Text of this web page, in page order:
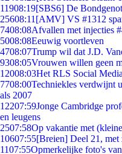
11908:19[SBS6] De
25608:11 [AMV] VS #1312
7408:08Afvallen met injecties
5008:08Eeuwig voortleven
4708:07Trump wil dat J.D.
9308:05Vrouwen willen geen
12008:03Het RLS Social
7708:00Techniekles verdwijnt
als 2007
12207:59Jonge Cambridge
en leugens
2507:58Op vakantie met
10607:55[Breien] Deel 21, met
1107:55Opmerkelijke foto's